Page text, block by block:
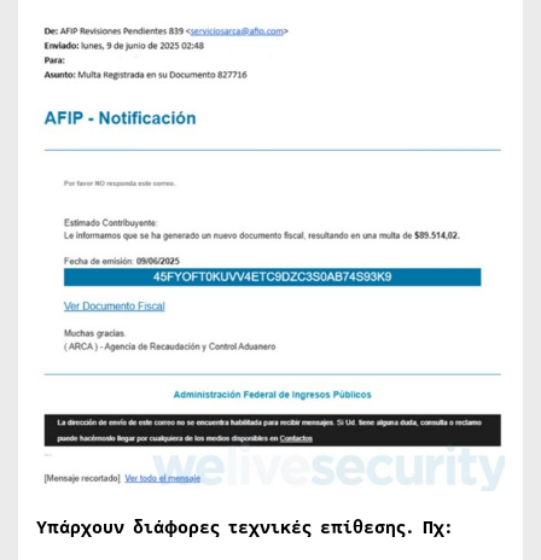
Υπάρχουν διάφορες τεχνικές επίθεσης. Πχ: